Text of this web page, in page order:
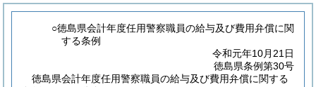
○徳島県会計年度任用警察職員の給与及び費用弁償に関
する条例
令和元年10月21日
徳島県条例第30号
徳島県会計年度任用警察職員の給与及び費用弁償に関する